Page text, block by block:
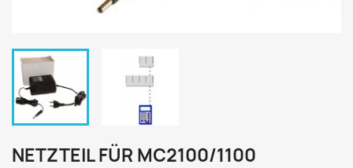
NETZTEIL FÜR MC2100/1100